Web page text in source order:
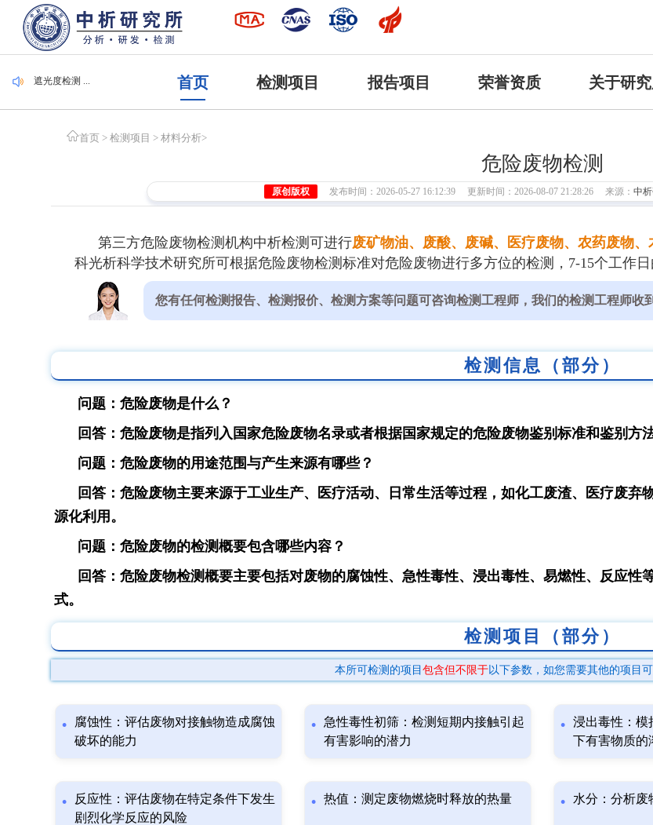
毛刷检测 ...
集装袋检测 ...
遮光度检测 ...
首页 检测项目 报告项目 荣誉资质 关于研
首页 > 检测项目 > 材料分析>
危险废物检测
原创版权 发布时间：2026-05-27 16:12:39 更新时间：2026-08-07 21:28:26 来源： 中
第三方危险废物检测机构中析检测可进行废矿物油、废酸、废碱、医疗废物、农药废物
科光析科学技术研究所可根据危险废物检测标准对危险废物进行多方位的检测，7-15个工作
您有任何检测报告、检测报价、检测方案等问题可咨询检测工程师，我们的检测工程师收
检测信息（部分）
问题：危险废物是什么？
回答：危险废物是指列入国家危险废物名录或者根据国家规定的危险废物鉴别标准和鉴别方
问题：危险废物的用途范围与产生来源有哪些？
回答：危险废物主要来源于工业生产、医疗活动、日常生活等过程，如化工废渣、医疗废
源化利用。
问题：危险废物的检测概要包含哪些内容？
回答：危险废物检测概要主要包括对废物的腐蚀性、急性毒性、浸出毒性、易燃性、反应
式。
检测项目（部分）
本所可检测的项目 包含但不限于以下参数，如您需要其他的项目
腐蚀性：评估废物对接触物造成腐蚀
破坏的能力
急性毒性初筛：检测短期内接触引起
有害影响的潜力
浸出毒性：模
下有害物质的
反应性：评估废物在特定条件下发生
剧烈化学反应的风险
热值：测定废物燃烧时释放的热量 水分：分析废